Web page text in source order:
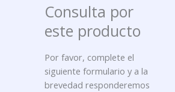
Consulta por
este producto
Por favor, complete el
siguiente formulario y a la
brevedad responderemos